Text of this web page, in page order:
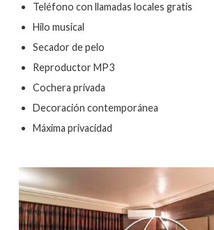
Teléfono con llamadas locales gratis
Hilo musical
Secador de pelo
Reproductor MP3
Cochera privada
Decoración contemporánea
Máxima privacidad